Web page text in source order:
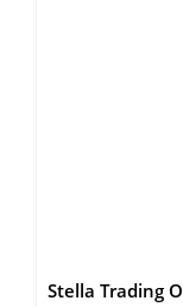
Stella Trading